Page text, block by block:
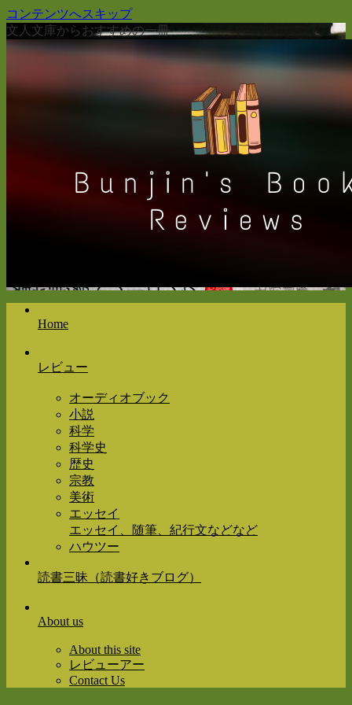
コンテンツへスキップ
文人文庫からおすすめの一冊
Home
レビュー
オーディオブック
小説
科学
科学史
歴史
宗教
美術
エッセイ
エッセイ、随筆、紀行文などなど
ハウツー
読書三昧（読書好きブログ）
About us
About this site
レビューアー
Contact Us